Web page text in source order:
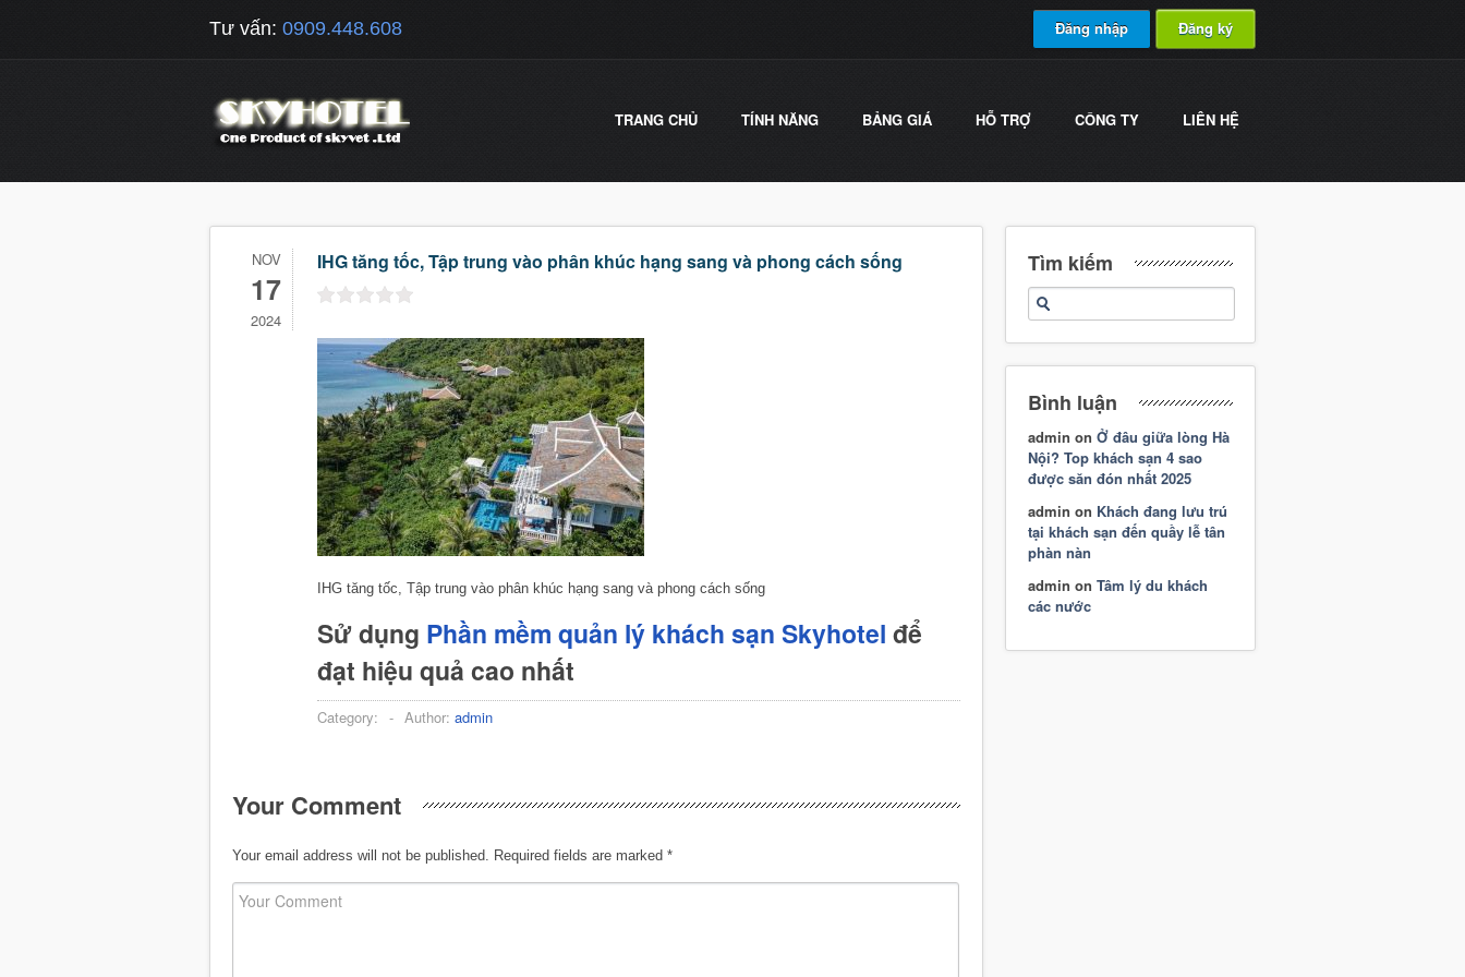
Tư vấn: 0909.448.608 Đăng nhập Đăng ký
TRANG CHỦ TÍNH NĂNG BẢNG GIÁ HỖ TRỢ CÔNG TY LIÊN HỆ
NOV
17
2024
IHG tăng tốc, Tập trung vào phân khúc hạng sang và phong cách sống
IHG tăng tốc, Tập trung vào phân khúc hạng sang và phong cách sống
Sử dụng Phần mềm quản lý khách sạn Skyhotel để
đạt hiệu quả cao nhất
Category: - Author: admin
Your Comment
Your email address will not be published. Required fields are marked *
Tìm kiếm
Bình luận
admin on Ở đâu giữa lòng Hà
Nội? Top khách sạn 4 sao
được săn đón nhất 2025
admin on Khách đang lưu trú
tại khách sạn đến quầy lễ tân
phàn nàn
admin on Tâm lý du khách
các nước